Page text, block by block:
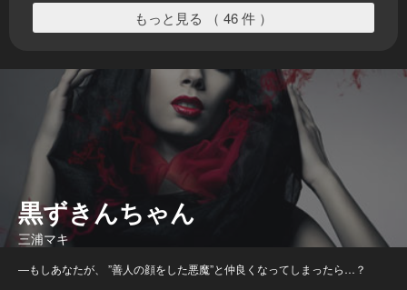
もっと見る （ 46 件 ）
黒ずきんちゃん
三浦マキ
―もしあなたが、 ”善人の顔をした悪魔”と仲良くなってしまったら…？